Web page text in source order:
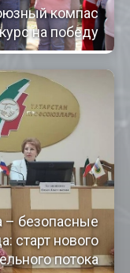
компас
на победу
безопасные
старт нового
потока